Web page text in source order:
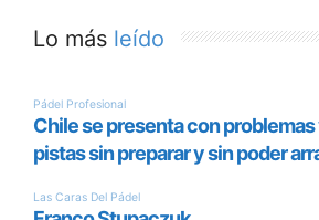
Lo más leído